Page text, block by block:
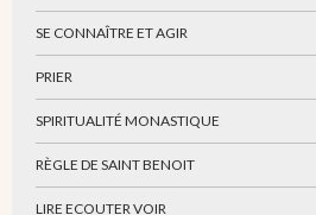
SE CONNAÎTRE ET AGIR
PRIER
SPIRITUALITÉ MONASTIQUE
RÈGLE DE SAINT BENOIT
LIRE ECOUTER VOIR